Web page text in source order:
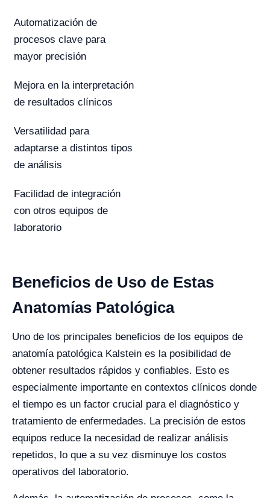
Automatización de
procesos clave para
mayor precisión
Mejora en la interpretación
de resultados clínicos
Versatilidad para
adaptarse a distintos tipos
de análisis
Facilidad de integración
con otros equipos de
laboratorio
Beneficios de Uso de Estas
Anatomías Patológica
Uno de los principales beneficios de los equipos de
anatomía patológica Kalstein es la posibilidad de
obtener resultados rápidos y confiables. Esto es
especialmente importante en contextos clínicos donde
el tiempo es un factor crucial para el diagnóstico y
tratamiento de enfermedades. La precisión de estos
equipos reduce la necesidad de realizar análisis
repetidos, lo que a su vez disminuye los costos
operativos del laboratorio.